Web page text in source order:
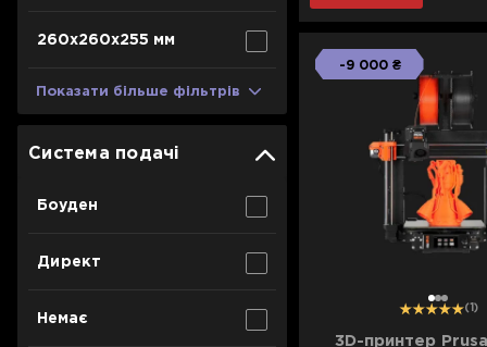
260x260x255 мм
Показати більше фільтрів
Система подачі
Боуден
Директ
Немає
12 3
-9 000 ₴
(1)
3D-принтер